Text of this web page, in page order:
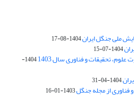
ملی جنگل ایران1404-08-17
1404-07-15
تحقیقات و فناوری سال 1403
1404-
1404-04-31
فناوری از مجله جنگل1403-01-16